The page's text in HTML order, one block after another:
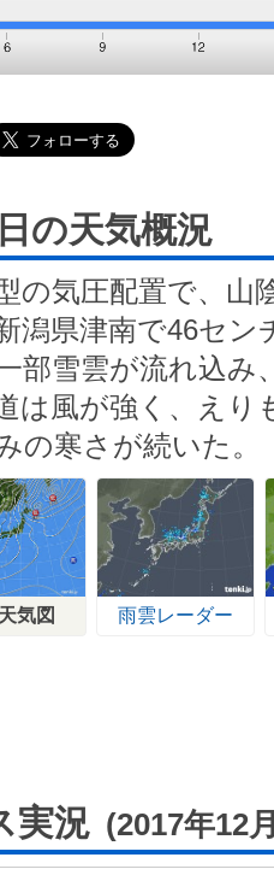
の天気概況
の気圧配置で、山
潟県津南で46セン
部雪雲が流れ込み
は風が強く、えり
の寒さが続いた。
気図 雨雲レーダー
実況 (2017年12